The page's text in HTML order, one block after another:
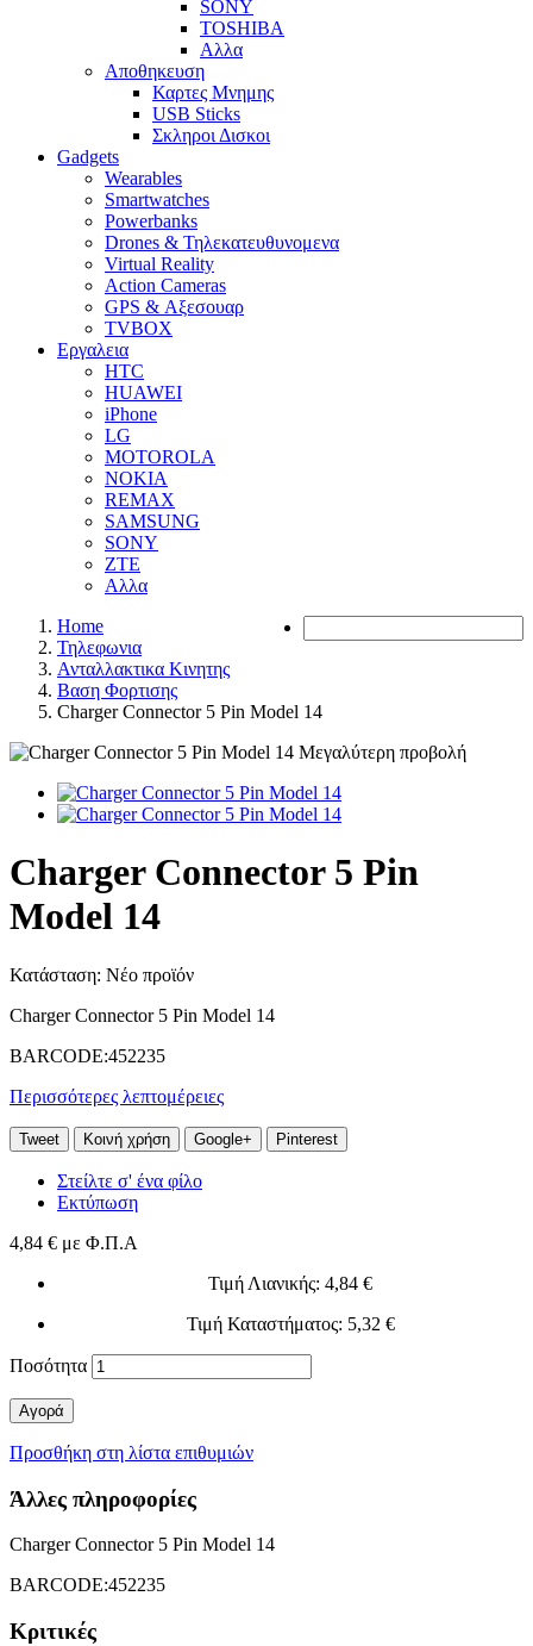
SONY
TOSHIBA
Αλλα
Αποθηκευση
Καρτες Μνημης
USB Sticks
Σκληροι Δισκοι
Gadgets
Wearables
Smartwatches
Powerbanks
Drones & Τηλεκατευθυνομενα
Virtual Reality
Action Cameras
GPS & Αξεσουαρ
TVBOX
Εργαλεια
HTC
HUAWEI
iPhone
LG
MOTOROLA
NOKIA
REMAX
SAMSUNG
SONY
ZTE
Αλλα
Home
Τηλεφωνια
Ανταλλακτικα Κινητης
Βαση Φορτισης
Charger Connector 5 Pin Model 14
Μεγαλύτερη προβολή
Charger Connector 5 Pin
Model 14
Κατάσταση: Νέο προϊόν
Charger Connector 5 Pin Model 14
BARCODE:452235
Περισσότερες λεπτομέρειες
Tweet Κοινή χρήση Google+ Pinterest
Στείλτε σ' ένα φίλο
Εκτύπωση
4,84 € με Φ.Π.Α
Τιμή Λιανικής: 4,84 €
Τιμή Καταστήματος: 5,32 €
Ποσότητα
Αγορά
Προσθήκη στη λίστα επιθυμιών
Άλλες πληροφορίες
Charger Connector 5 Pin Model 14
BARCODE:452235
Κριτικές